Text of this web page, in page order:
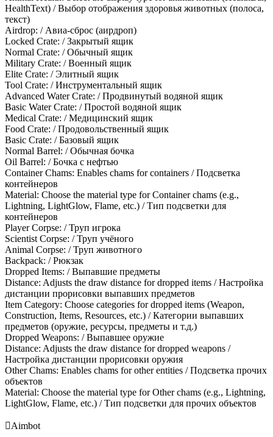
HealthText) / Выбор отображения здоровья животных (полоса,
текст)
Airdrop: / Авиа-сброс (аирдроп)
Locked Crate: / Закрытый ящик
Normal Crate: / Обычный ящик
Military Crate: / Военный ящик
Elite Crate: / Элитный ящик
Tool Crate: / Инструментальный ящик
Advanced Water Crate: / Продвинутый водяной ящик
Basic Water Crate: / Простой водяной ящик
Medical Crate: / Медицинский ящик
Food Crate: / Продовольственный ящик
Basic Crate: / Базовый ящик
Normal Barrel: / Обычная бочка
Oil Barrel: / Бочка с нефтью
Container Chams: Enables chams for containers / Подсветка
контейнеров
Material: Choose the material type for Container chams (e.g.,
Lightning, LightGlow, Flame, etc.) / Тип подсветки для
контейнеров
Player Corpse: / Труп игрока
Scientist Corpse: / Труп учёного
Animal Corpse: / Труп животного
Backpack: / Рюкзак
Dropped Items: / Выпавшие предметы
Distance: Adjusts the draw distance for dropped items / Настройка
дистанции прорисовки выпавших предметов
Item Category: Choose categories for dropped items (Weapon,
Construction, Items, Resources, etc.) / Категории выпавших
предметов (оружие, ресурсы, предметы и т.д.)
Dropped Weapons: / Выпавшее оружие
Distance: Adjusts the draw distance for dropped weapons /
Настройка дистанции прорисовки оружия
Other Chams: Enables chams for other entities / Подсветка прочих
объектов
Material: Choose the material type for Other chams (e.g., Lightning,
LightGlow, Flame, etc.) / Тип подсветки для прочих объектов
Aimbot